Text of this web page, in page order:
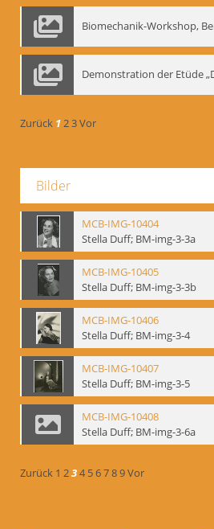
Biomechanik-Workshop,
Zurück 123Vor
Bilder
MCB-IMG-10404
Stella Duff; BM-img-3-3a
MCB-IMG-10405
Stella Duff; BM-img-3-3b
MCB-IMG-10406
Stella Duff; BM-img-3-4
MCB-IMG-10407
Stella Duff; BM-img-3-5
MCB-IMG-10408
Stella Duff; BM-img-3-6a
Zurück 1 234 56789Vor